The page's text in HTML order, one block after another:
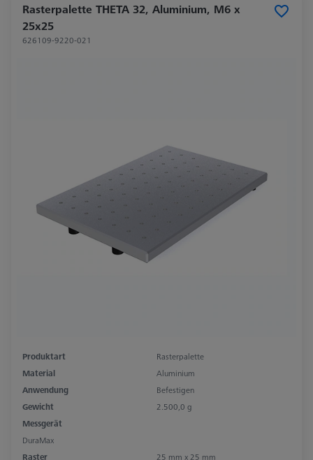
Rasterpalette THETA 32, Aluminium, M6 x
25x25
626109-9220-021
Produktart
Rasterpalette
Material
Aluminium
Anwendung
Befestigen
Gewicht
2.500,0 g
Messgerät
DuraMax
Raster
25 mm x 25 mm